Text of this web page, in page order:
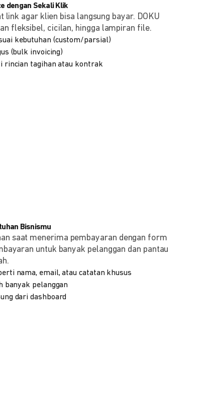
dengan Sekali Klik
agar klien bisa langsung bayar. DOKU
fleksibel, cicilan, hingga lampiran file.
kebutuhan (custom/parsial)
(bulk invoicing)
rincian tagihan atau kontrak
Bisnismu
saat menerima pembayaran dengan form
untuk banyak pelanggan dan pantau
nama, email, atau catatan khusus
banyak pelanggan
dari dashboard